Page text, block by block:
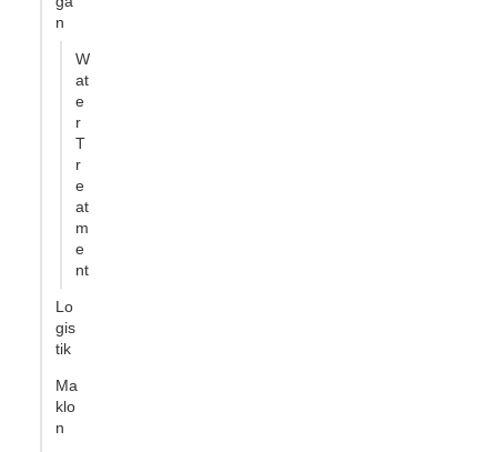
n
W
at
e
r
T
r
e
at
m
e
nt
Lo
gis
tik
Ma
klo
n